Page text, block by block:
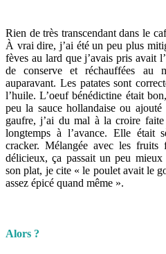
Rien de très transcendant dans le
À vrai dire, j’ai été un peu plus
fèves au lard que j’avais pris avait
de conserve et réchauffées au
auparavant. Les patates sont
l’huile. L’oeuf bénédictine était
peu la sauce hollandaise ou
gaufre, j’ai du mal à la croire
longtemps à l’avance. Elle était
cracker. Mélangée avec les
délicieux, ça passait un peu
son plat, je cite « le poulet avait le
assez épicé quand même ».
Alors ?